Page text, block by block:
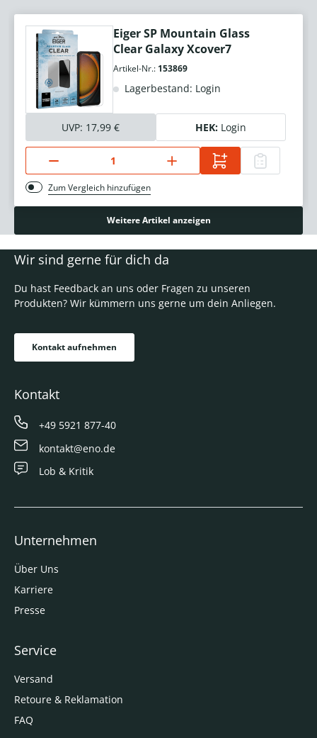
Eiger SP Mountain Glass
Clear Galaxy Xcover7
Artikel-Nr.: 153869
Lagerbestand: Login
UVP: 17,99 € HEK: Login
Zum Vergleich hinzufügen
Weitere Artikel anzeigen
Wir sind gerne für dich da
Du hast Feedback an uns oder Fragen zu unseren
Produkten? Wir kümmern uns gerne um dein Anliegen.
Kontakt aufnehmen
Kontakt
+49 5921 877-40
kontakt@eno.de
Lob & Kritik
Unternehmen
Über Uns
Karriere
Presse
Service
Versand
Retoure & Reklamation
FAQ